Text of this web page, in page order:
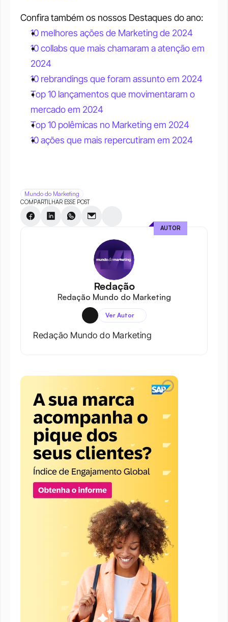
Confira também os nossos Destaques do ano:
10 melhores ações de Marketing de 2024
10 collabs que mais chamaram a atenção em
2024
10 rebrandings que foram assunto em 2024
Top 10 lançamentos que movimentaram o
mercado em 2024
Top 10 polêmicas no Marketing em 2024
10 ações que mais repercutiram em 2024
Mundo do Marketing
COMPARTILHAR ESSE POST
Redação
Redação Mundo do Marketing
Ver Autor
Redação Mundo do Marketing
AUTOR